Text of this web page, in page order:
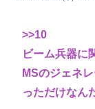
>>10
ビーム兵器に
MSのジェネ
っただけなん